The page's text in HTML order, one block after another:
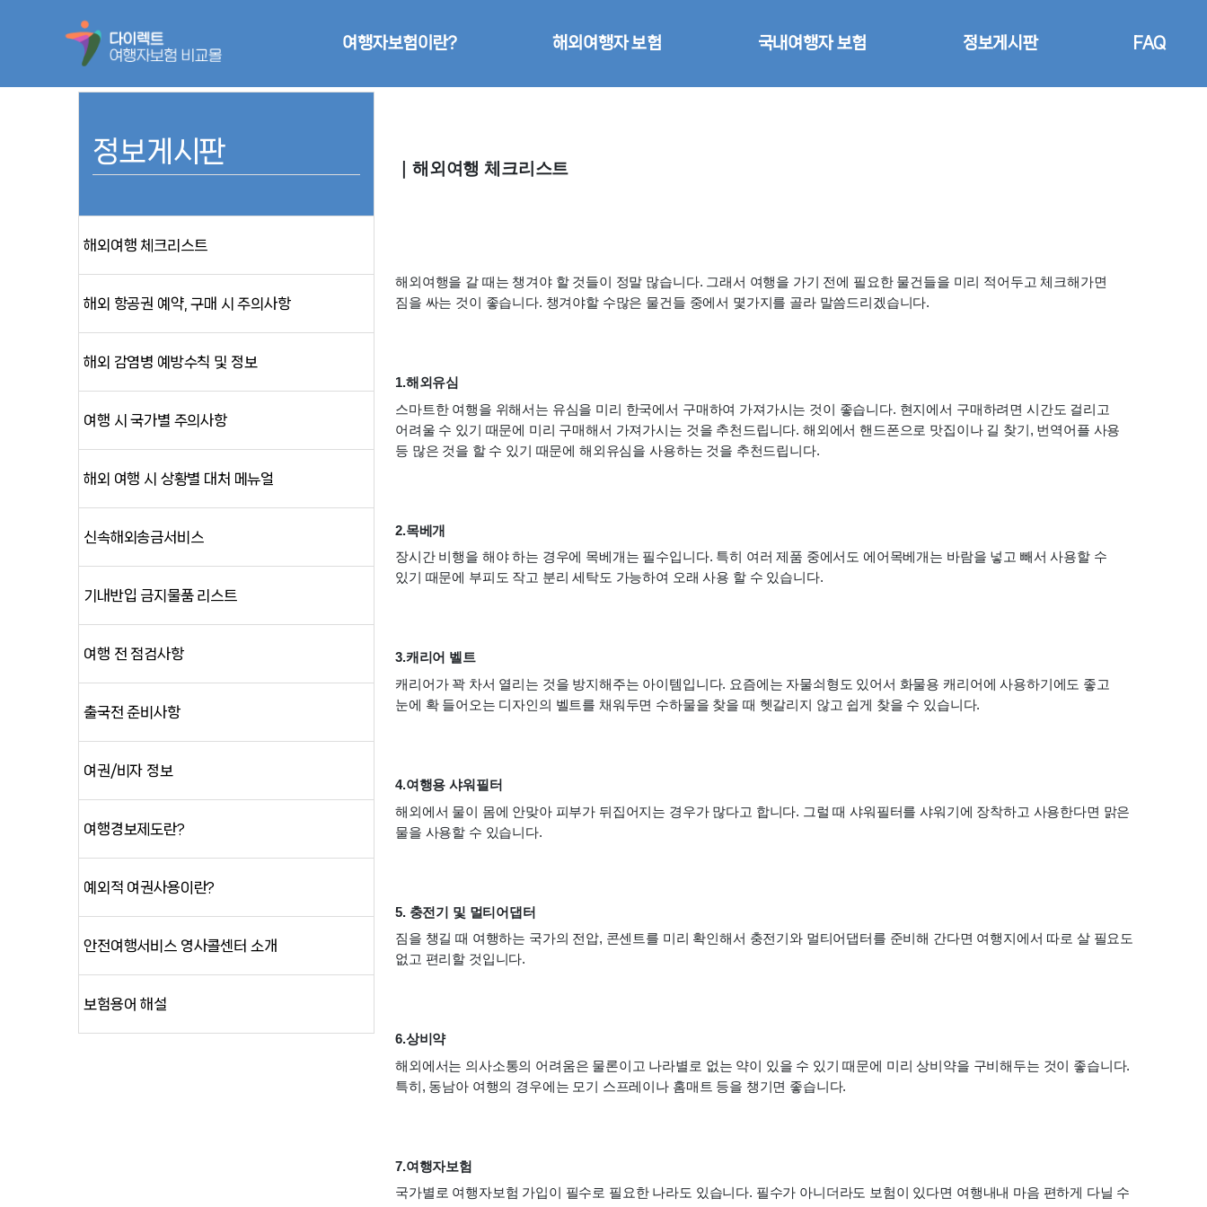
여행자보험이란? 해외여행자 보험 국내여행자 보험 정보게시판 FAQ
｜해외여행 체크리스트
해외여행을 갈 때는 챙겨야 할 것들이 정말 많습니다. 그래서 여행을 가기 전에 필요한 물건들을 미리 적어두고 체크해가면
짐을 싸는 것이 좋습니다. 챙겨야할 수많은 물건들 중에서 몇가지를 골라 말씀드리겠습니다.
1.해외유심
스마트한 여행을 위해서는 유심을 미리 한국에서 구매하여 가져가시는 것이 좋습니다. 현지에서 구매하려면 시간도 걸리고
어려울 수 있기 때문에 미리 구매해서 가져가시는 것을 추천드립니다. 해외에서 핸드폰으로 맛집이나 길 찾기, 번역어플 사용
등 많은 것을 할 수 있기 때문에 해외유심을 사용하는 것을 추천드립니다.
2.목베개
장시간 비행을 해야 하는 경우에 목베개는 필수입니다. 특히 여러 제품 중에서도 에어목베개는 바람을 넣고 빼서 사용할 수
있기 때문에 부피도 작고 분리 세탁도 가능하여 오래 사용 할 수 있습니다.
3.캐리어 벨트
캐리어가 꽉 차서 열리는 것을 방지해주는 아이템입니다. 요즘에는 자물쇠형도 있어서 화물용 캐리어에 사용하기에도 좋고
눈에 확 들어오는 디자인의 벨트를 채워두면 수하물을 찾을 때 헷갈리지 않고 쉽게 찾을 수 있습니다.
4.여행용 샤워필터
해외에서 물이 몸에 안맞아 피부가 뒤집어지는 경우가 많다고 합니다. 그럴 때 샤워필터를 샤워기에 장착하고 사용한다면 맑은
물을 사용할 수 있습니다.
5. 충전기 및 멀티어댑터
짐을 챙길 때 여행하는 국가의 전압, 콘센트를 미리 확인해서 충전기와 멀티어댑터를 준비해 간다면 여행지에서 따로 살 필요도
없고 편리할 것입니다.
6.상비약
해외에서는 의사소통의 어려움은 물론이고 나라별로 없는 약이 있을 수 있기 때문에 미리 상비약을 구비해두는 것이 좋습니다.
특히, 동남아 여행의 경우에는 모기 스프레이나 홈매트 등을 챙기면 좋습니다.
7.여행자보험
국가별로 여행자보험 가입이 필수로 필요한 나라도 있습니다. 필수가 아니더라도 보험이 있다면 여행내내 마음 편하게 다닐 수
정보게시판
해외여행 체크리스트
해외 항공권 예약, 구매 시 주의사항
해외 감염병 예방수칙 및 정보
여행 시 국가별 주의사항
해외 여행 시 상황별 대처 메뉴얼
신속해외송금서비스
기내반입 금지물품 리스트
여행 전 점검사항
출국전 준비사항
여권/비자 정보
여행경보제도란?
예외적 여권사용이란?
안전여행서비스 영사콜센터 소개
보험용어 해설